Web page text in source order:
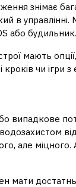
знімає
в
або будильник.
мають опції,
чи ігри
випадкове
але
мати